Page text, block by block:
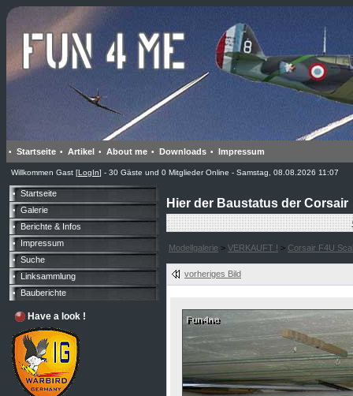
• Startseite • Artikel • About me • Downloads • Impressum
Willkommen Gast [LogIn] - 30 Gäste und 0 Mitglieder Online - Samstag, 08.08.2026 11:07
• Startseite
• Galerie
• Berichte & Infos
• Impressum
• Suche
• Linksammlung
• Bauberichte
Have a look !
Hier der Baustatus der Corsair
Modellgalerie > VERKAUFT ! > Corsair F4U
vorheriges Bild